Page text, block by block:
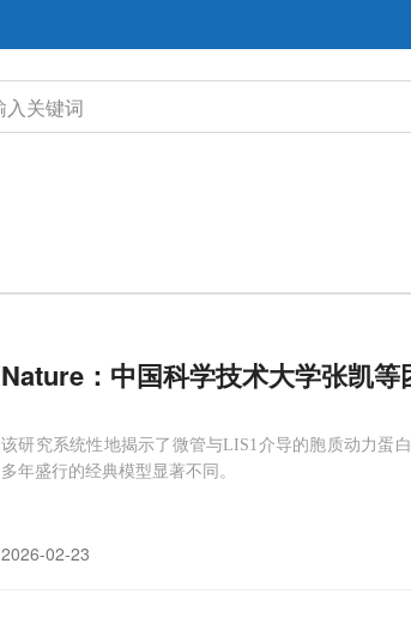
Nature：中国科学技术大学张凯等
该研究系统性地揭示了微管与LIS1介导的胞质动力蛋
多年盛行的经典模型显著不同。
2026-02-23